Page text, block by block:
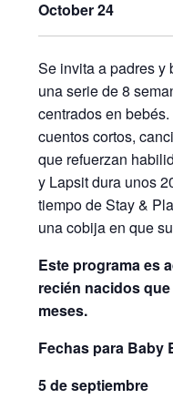
October 24
Se invita a padres y
una serie de 8
centrados en
cuentos cortos,
que refuerzan
y Lapsit dura unos
tiempo de Stay &
una cobija en que
Este programa es
recién nacidos
meses.
Fechas para Baby
5 de septiembre